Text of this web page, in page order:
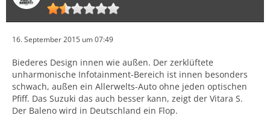
16. September 2015 um 07:49
Biederes Design innen wie außen. Der zerklüftete
unharmonische Infotainment-Bereich ist innen besonders
schwach, außen ein Allerwelts-Auto ohne jeden optischen
Pfiff. Das Suzuki das auch besser kann, zeigt der Vitara S.
Der Baleno wird in Deutschland ein Flop.